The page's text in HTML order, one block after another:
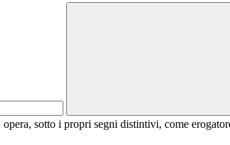
opera, sotto i propri segni distintivi, come